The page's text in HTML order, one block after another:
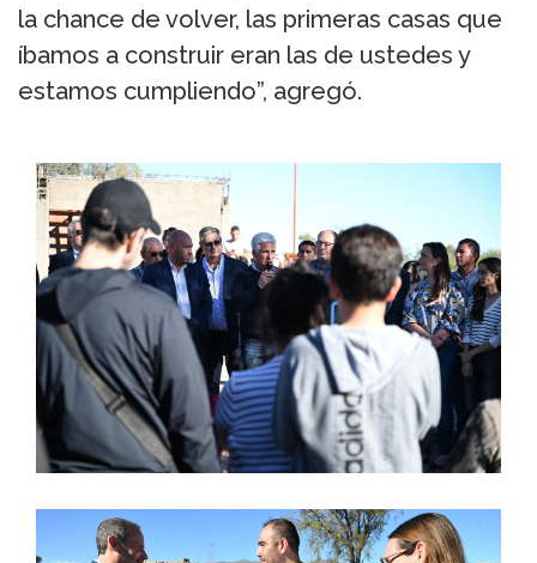
la chance de volver, las primeras casas que
íbamos a construir eran las de ustedes y
estamos cumpliendo”, agregó.